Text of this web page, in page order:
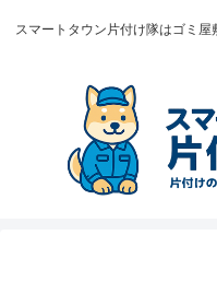
スマートタウン片付け隊はゴミ